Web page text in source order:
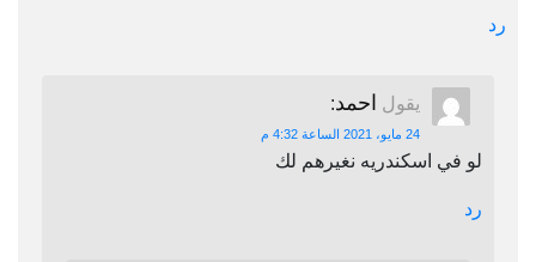
رد
يقول احمد:
24 مايو، 2021 الساعة 4:32 م
لو في اسكندريه نغيرهم لك
رد